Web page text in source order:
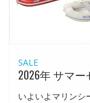
SALE
2026年 サマー
いよいよマリンシ